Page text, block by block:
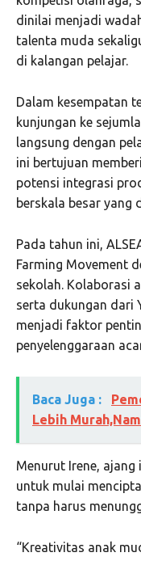
dinilai menjadi
talenta muda
di kalangan pelajar.
Dalam kesempatan
kunjungan ke
langsung dengan
ini bertujuan
potensi integrasi
berskala besar yang
Pada tahun ini,
Farming Movement
sekolah. Kolaborasi
serta dukungan dari
menjadi faktor
penyelenggaraan
Baca Juga :
Lebih
Menurut Irene,
untuk mulai
tanpa harus
“Kreativitas anak